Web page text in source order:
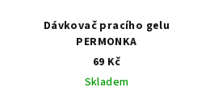
Dávkovač pracího gelu
PERMONKA
69 Kč
Skladem